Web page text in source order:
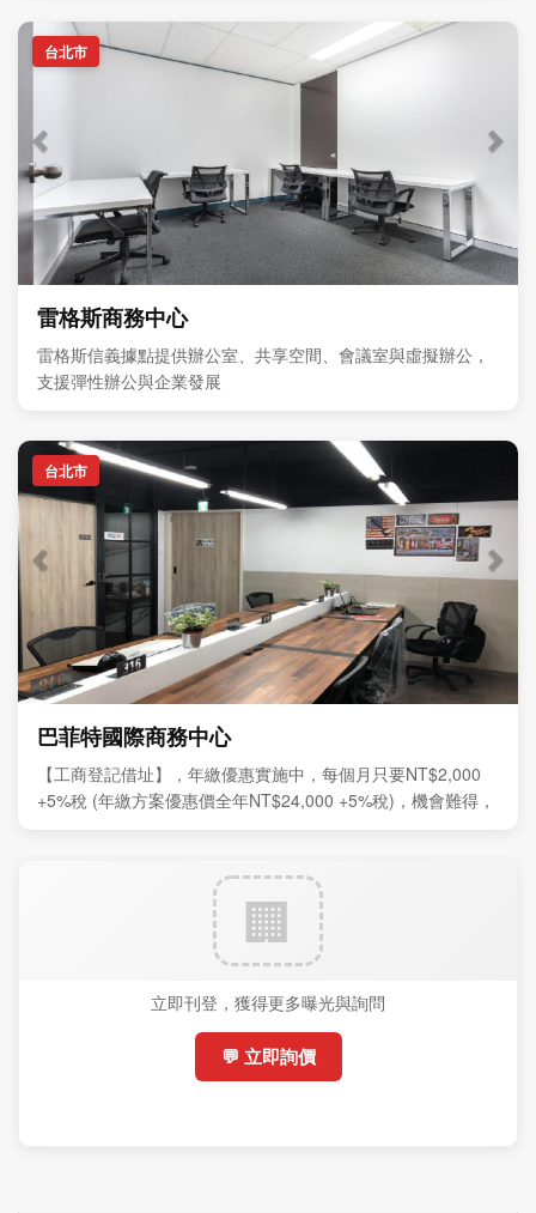
台北市
雷格斯商務中心
雷格斯信義據點提供辦公室、共享空間、會議室與虛擬辦公，
支援彈性辦公與企業發展
台北市
巴菲特國際商務中心
【工商登記借址】，年繳優惠實施中，每個月只要NT$2,000
+5%稅 (年繳方案優惠價全年NT$24,000 +5%稅)，機會難得，
立即刊登，獲得更多曝光與詢問
💬 立即詢價